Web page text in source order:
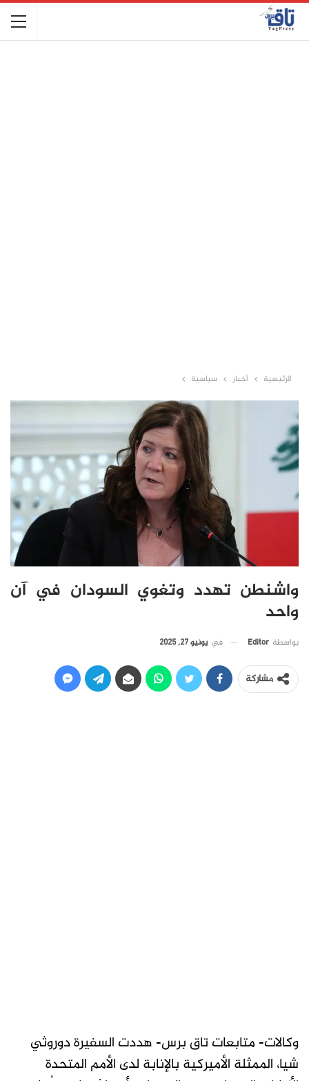
الرئيسية أخبار سياسية
واشنطن تهدد وتغوي السودان في آن
واحد
بواسطة Editor في يونيو 27, 2025
مشاركة
وكالات- متابعات تاق برس- هددت السفيرة دوروثي
شيا، الممثلة الأميركية بالإنابة لدى الأمم المتحدة